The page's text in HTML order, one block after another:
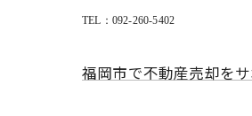
TEL ：092-260-5402
福岡市で不動産売却を